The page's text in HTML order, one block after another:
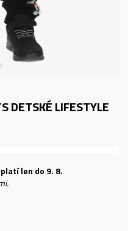
DETSKÉ LIFESTYLE
len do 9. 8.